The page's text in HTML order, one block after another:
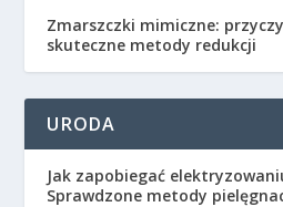
Zmarszczki mimiczne:
skuteczne metody redukcji
URODA
Jak zapobiegać
Sprawdzone metody